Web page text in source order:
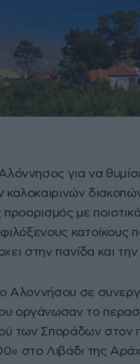
για να
καλοκαιρινών
με
κατοίκους
στην πανίδα και
Αλοννήσου σε
οργάνωσαν το
των Σποράδων στον
στο Λιβάδι της